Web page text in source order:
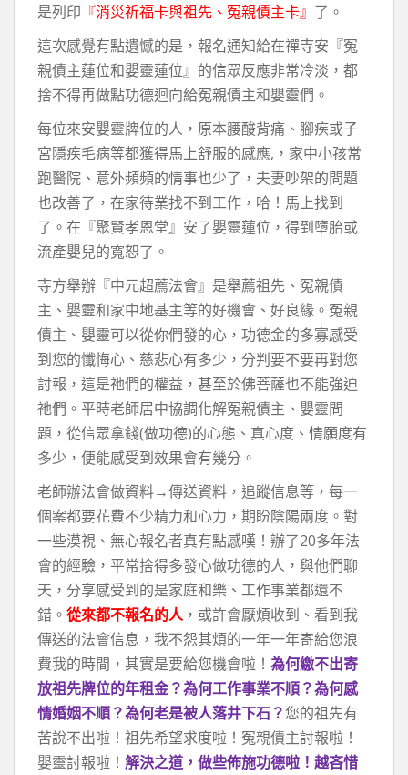
是列印 『消災祈福卡與祖先、冤親債主卡』 了。
這次感覺有點遺憾的是，報名通知給在禪寺安『冤
親債主蓮位和嬰靈蓮位』的信眾反應非常冷淡，都
捨不得再做點功德迴向給冤親債主和嬰靈們。
每位來安嬰靈牌位的人，原本腰酸背痛、腳疾或子
宮隱疾毛病等都獲得馬上舒服的感應,，家中小孩常
跑醫院、意外頻頻的情事也少了，夫妻吵架的問題
也改善了，在家待業找不到工作，哈！馬上找到
了。在『聚賢孝恩堂』安了嬰靈蓮位，得到墮胎或
流產嬰兒的寬恕了。
寺方舉辦『中元超薦法會』是舉薦祖先、冤親債
主、嬰靈和家中地基主等的好機會、好良緣。冤親
債主、嬰靈可以從你們發的心，功德金的多寡感受
到您的懺悔心、慈悲心有多少，分判要不要再對您
討報，這是祂們的權益，甚至於佛菩薩也不能強迫
祂們。平時老師居中協調化解冤親債主、嬰靈問
題，從信眾拿錢(做功德)的心態、真心度、情願度有
多少，便能感受到效果會有幾分。
老師辦法會做資料→傳送資料，追蹤信息等，每一
個案都要花費不少精力和心力，期盼陰陽兩度。對
一些漠視、無心報名者真有點感嘆！辦了20多年法
會的經驗，平常捨得多發心做功德的人，與他們聊
天，分享感受到的是家庭和樂、工作事業都還不
錯。 從來都不報名的人，或許會厭煩收到、看到我
傳送的法會信息，我不怨其煩的一年一年寄給您浪
費我的時間，其實是要給您機會啦！ 為何繳不出寄
放祖先牌位的年租金？為何工作事業不順？為何感
情婚姻不順？為何老是被人落井下石？您的祖先有
苦說不出啦！祖先希望求度啦！冤親債主討報啦！
嬰靈討報啦！ 解決之道，做些佈施功德啦！越吝惜